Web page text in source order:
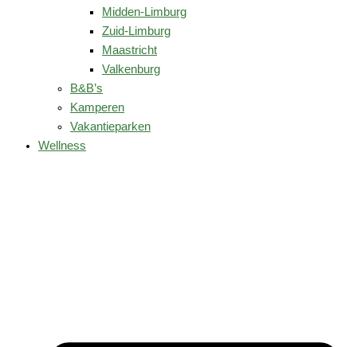
Midden-Limburg
Zuid-Limburg
Maastricht
Valkenburg
B&B’s
Kamperen
Vakantieparken
Wellness